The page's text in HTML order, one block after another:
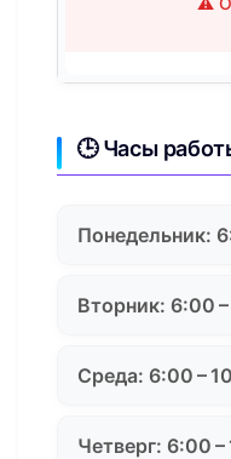
🕒 Часы
Понедельник:
Вторник: 6:00
Среда: 6:00 –
Четверг: 6:00